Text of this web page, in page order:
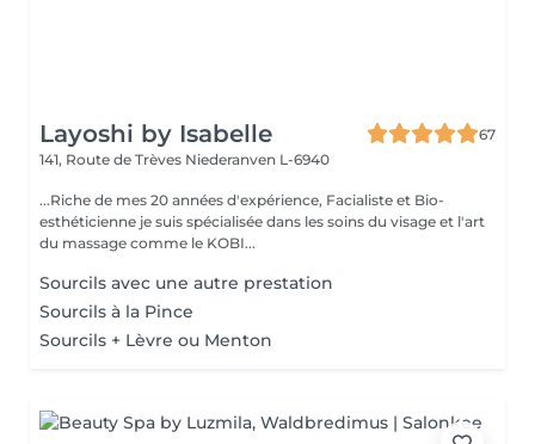
Layoshi by Isabelle
67
141, Route de Trèves Niederanven L-6940
...Riche de mes 20 années d'expérience, Facialiste et Bio-
esthéticienne je suis spécialisée dans les soins du visage et l'art
du massage comme le KOBI...
Sourcils avec une autre prestation
Sourcils à la Pince
Sourcils + Lèvre ou Menton